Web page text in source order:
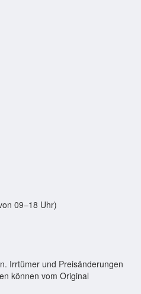
09–18 Uhr)
Irrtümer und Preisänderungen
können vom Original